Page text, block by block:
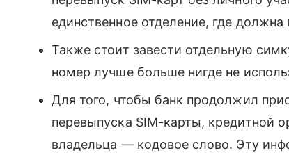
единственное отделение, где
Также стоит завести отдельную
номер лучше больше нигде не
Для того, чтобы банк продолжил
перевыпуска SIM-карты, кредитной
владельца — кодовое слово. Эту